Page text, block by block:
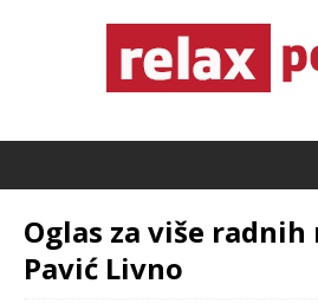
Oglas za više radnih
Pavić Livno